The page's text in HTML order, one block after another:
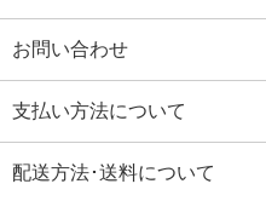
お問い合わせ
支払い方法について
配送方法･送料について